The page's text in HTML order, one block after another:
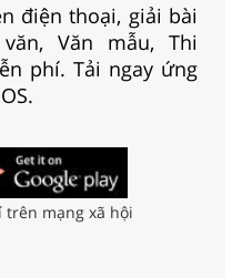
điện thoại, giải bài
Văn mẫu, Thi
phí. Tải ngay ứng
mạng xã hội